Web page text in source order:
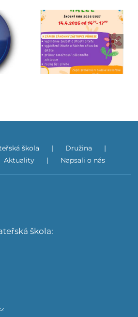
Jarmark
škola
Družina
Aktuality Napsali o nás
škola: